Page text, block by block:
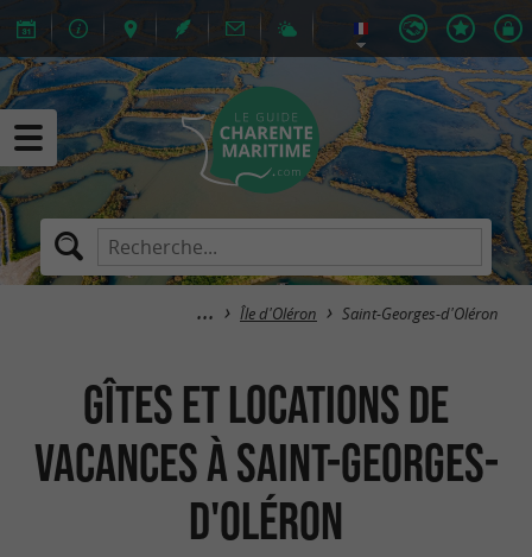
Île d'Oléron Saint-Georges-d'Oléron
Gîtes et Locations de
Vacances à Saint-Georges-
d'Oléron